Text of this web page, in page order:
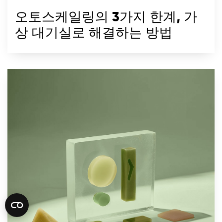
오토스케일링의 3가지 한계, 가
상 대기실로 해결하는 방법